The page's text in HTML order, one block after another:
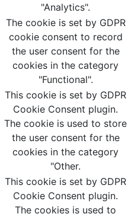
"Analytics".
The cookie is set by GDPR
cookie consent to record
the user consent for the
cookies in the category
"Functional".
This cookie is set by GDPR
Cookie Consent plugin.
The cookie is used to store
the user consent for the
cookies in the category
"Other.
This cookie is set by GDPR
Cookie Consent plugin.
The cookies is used to